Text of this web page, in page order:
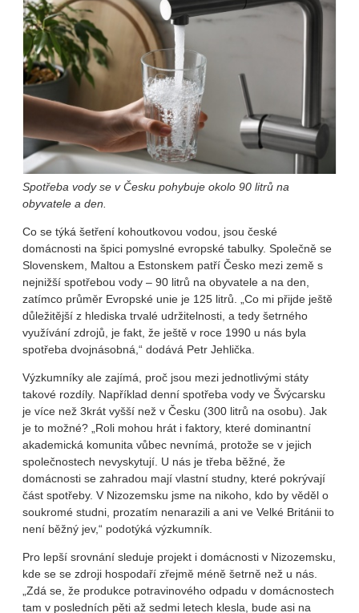
Spotřeba vody se v Česku pohybuje okolo 90 litrů na
obyvatele a den.
Co se týká šetření kohoutkovou vodou, jsou české
domácnosti na špici pomyslné evropské tabulky. Společně se
Slovenskem, Maltou a Estonskem patří Česko mezi země s
nejnižší spotřebou vody – 90 litrů na obyvatele a na den,
zatímco průměr Evropské unie je 125 litrů. „Co mi přijde ještě
důležitější z hlediska trvalé udržitelnosti, a tedy šetrného
využívání zdrojů, je fakt, že ještě v roce 1990 u nás byla
spotřeba dvojnásobná,“ dodává Petr Jehlička.
Výzkumníky ale zajímá, proč jsou mezi jednotlivými státy
takové rozdíly. Například denní spotřeba vody ve Švýcarsku
je více než 3krát vyšší než v Česku (300 litrů na osobu). Jak
je to možné? „Roli mohou hrát i faktory, které dominantní
akademická komunita vůbec nevnímá, protože se v jejich
společnostech nevyskytují. U nás je třeba běžné, že
domácnosti se zahradou mají vlastní studny, které pokrývají
část spotřeby. V Nizozemsku jsme na nikoho, kdo by věděl o
soukromé studni, prozatím nenarazili a ani ve Velké Británii to
není běžný jev,“ podotýká výzkumník.
Pro lepší srovnání sleduje projekt i domácnosti v Nizozemsku,
kde se se zdroji hospodaří zřejmě méně šetrně než u nás.
„Zdá se, že produkce potravinového odpadu v domácnostech
tam v posledních pěti až sedmi letech klesla, bude asi na